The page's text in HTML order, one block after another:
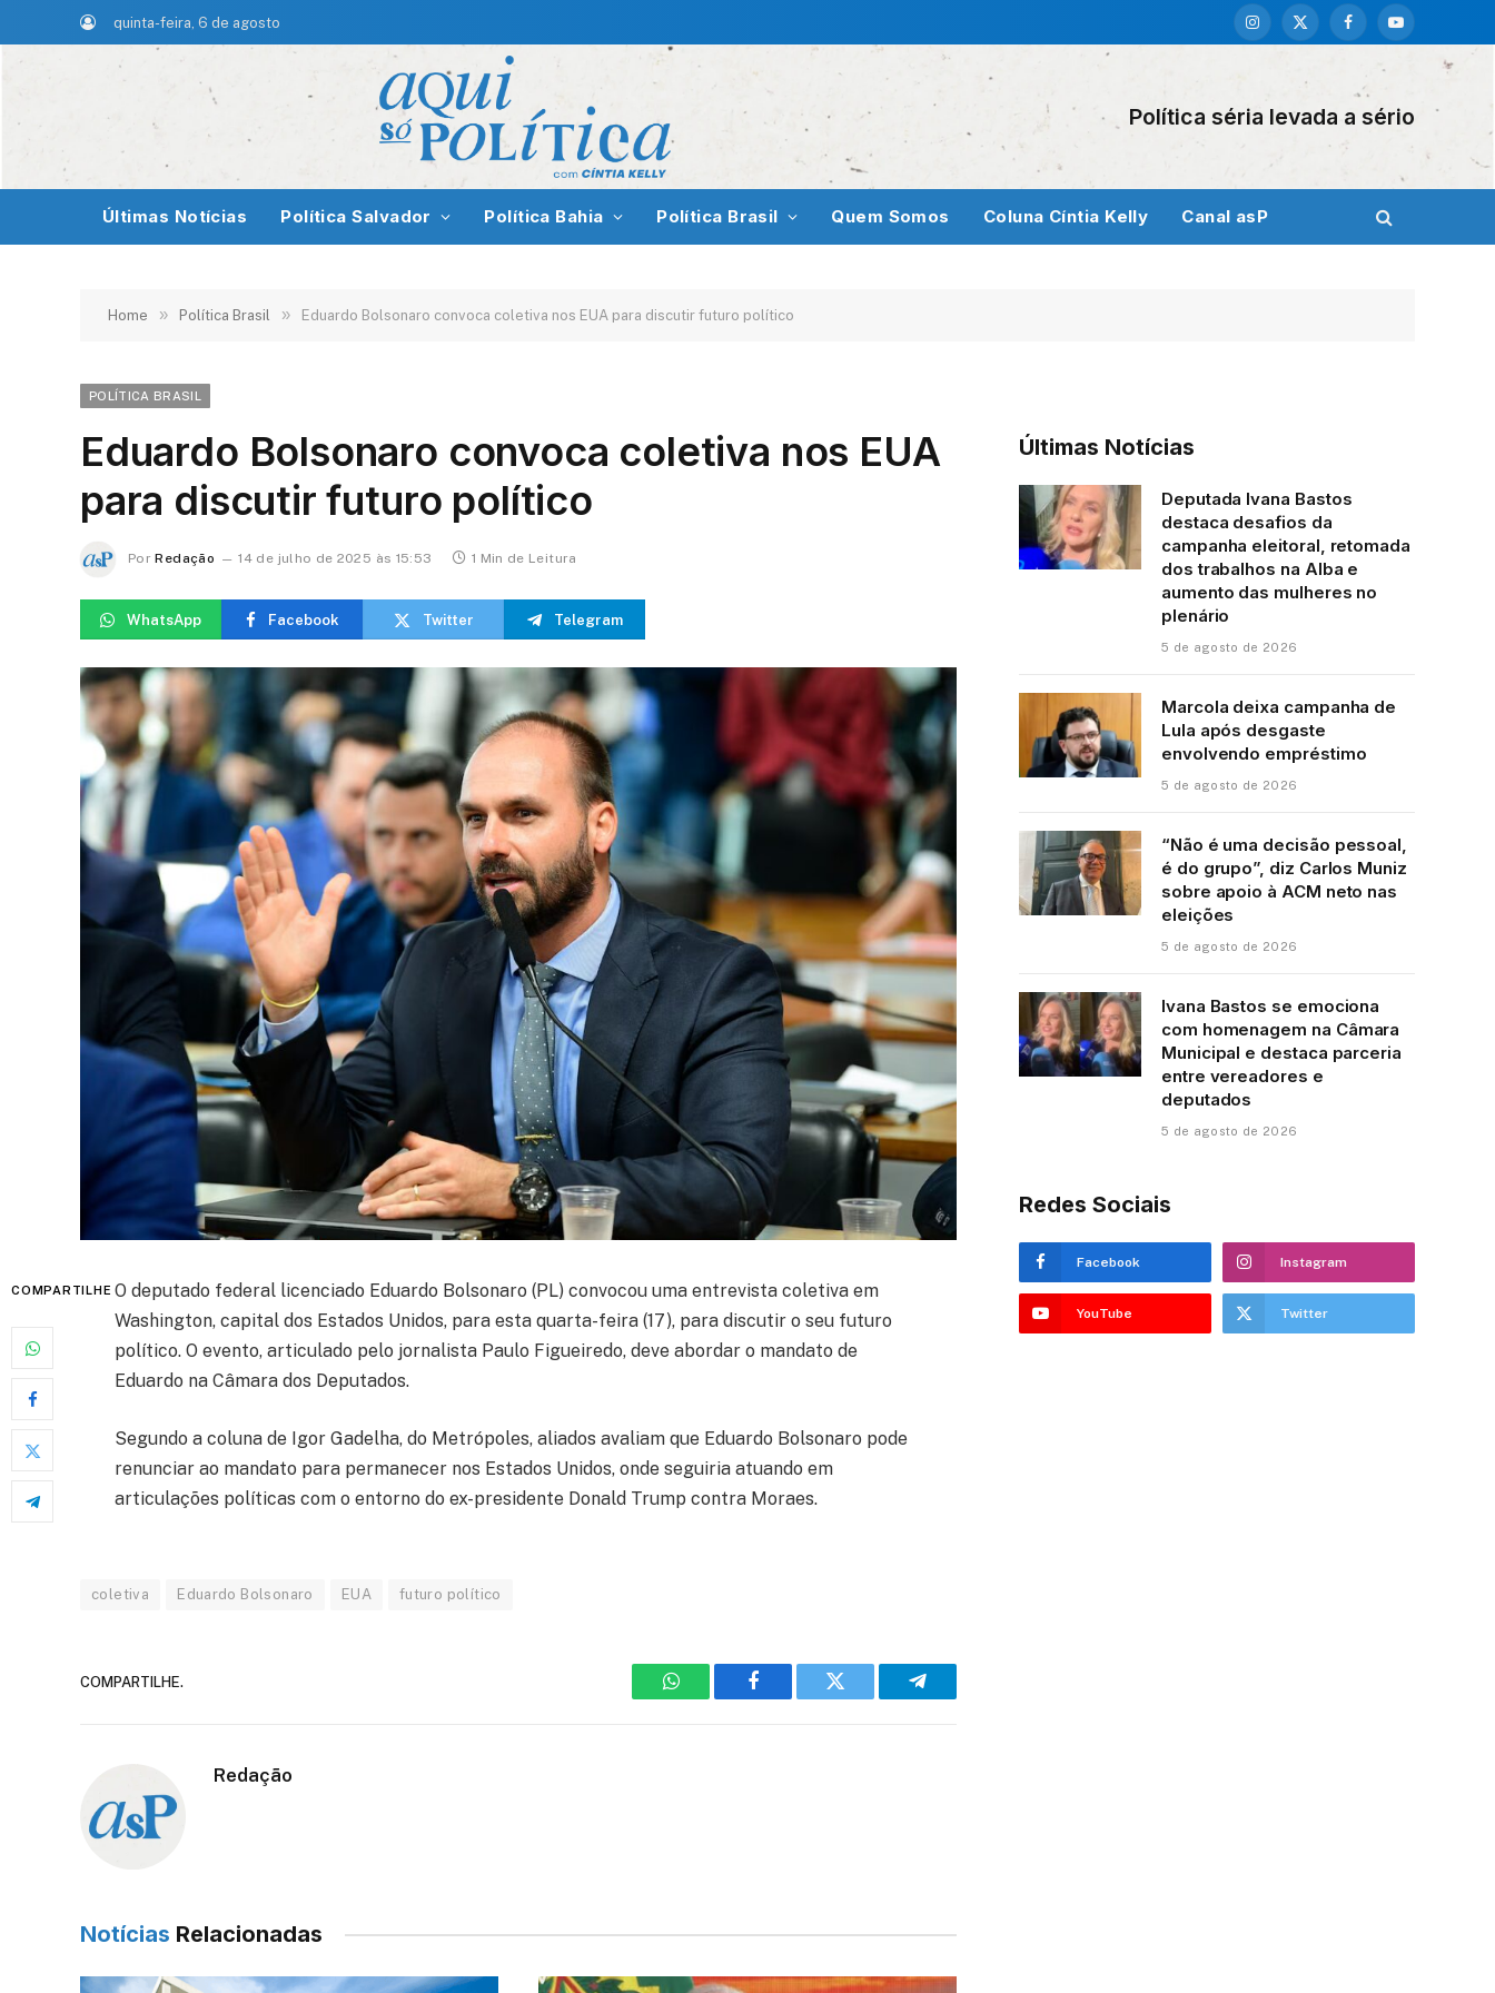
quinta-feira, 6 de agosto
Instagram
X
FacebookYouTube
Política séria levada a sério
Últimas Notícias Política Salvador Política Bahia Política Brasil Quem Somos Coluna Cíntia Kelly Canal asP
Home » Política Brasil » Eduardo Bolsonaro convoca coletiva nos EUA para discutir futuro político
POLÍTICA BRASIL
Eduardo Bolsonaro convoca coletiva nos EUA
para discutir futuro político
Por Redação 14 de julho de 2025 às 15:53 1 Min de Leitura
WhatsApp Facebook Twitter Telegram
COMPARTILHE O deputado federal licenciado Eduardo Bolsonaro (PL) convocou uma entrevista coletiva em
Washington, capital dos Estados Unidos, para esta quarta-feira (17), para discutir o seu futuro
político. O evento, articulado pelo jornalista Paulo Figueiredo, deve abordar o mandato de
Eduardo na Câmara dos Deputados.
Segundo a coluna de Igor Gadelha, do Metrópoles, aliados avaliam que Eduardo Bolsonaro pode
renunciar ao mandato para permanecer nos Estados Unidos, onde seguiria atuando em
articulações políticas com o entorno do ex-presidente Donald Trump contra Moraes.
coletiva Eduardo Bolsonaro EUA futuro político
COMPARTILHE.
WhatsAppFacebook Twitter Telegram
Redação
Notícias Relacionadas
Últimas Notícias
Deputada Ivana Bastos
destaca desafios da
campanha eleitoral, retomada
dos trabalhos na Alba e
aumento das mulheres no
plenário
5 de agosto de 2026
Marcola deixa campanha de
Lula após desgaste
envolvendo empréstimo
5 de agosto de 2026
“Não é uma decisão pessoal,
é do grupo”, diz Carlos Muniz
sobre apoio à ACM neto nas
eleições
5 de agosto de 2026
Ivana Bastos se emociona
com homenagem na Câmara
Municipal e destaca parceria
entre vereadores e
deputados
5 de agosto de 2026
Redes Sociais
Facebook Instagram
YouTube Twitter